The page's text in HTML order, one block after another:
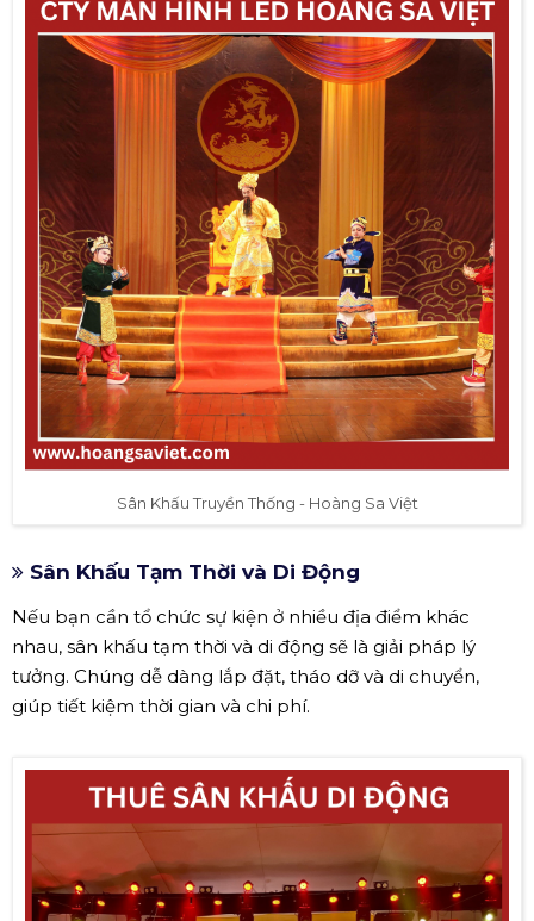
Sân Khấu Truyền Thống - Hoàng Sa Việt
Sân Khấu Tạm Thời và Di Động
Nếu bạn cần tổ chức sự kiện ở nhiều địa điểm khác
nhau, sân khấu tạm thời và di động sẽ là giải pháp lý
tưởng. Chúng dễ dàng lắp đặt, tháo dỡ và di chuyển,
giúp tiết kiệm thời gian và chi phí.